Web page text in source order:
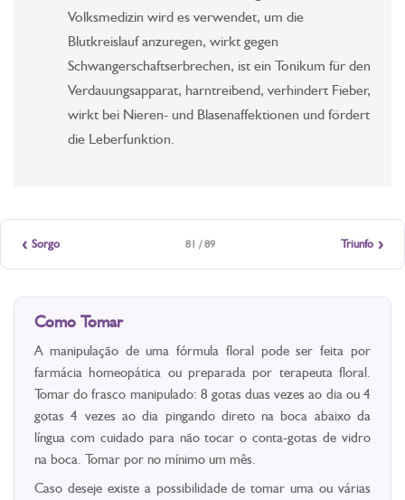
Volksmedizin wird es verwendet, um die
Blutkreislauf anzuregen, wirkt gegen
Schwangerschaftserbrechen, ist ein Tonikum für den
Verdauungsapparat, harntreibend, verhindert Fieber,
wirkt bei Nieren- und Blasenaffektionen und fördert
die Leberfunktion.
‹ Sorgo 81 / 89 Triunfo ›
Como Tomar
A manipulação de uma fórmula floral pode ser feita por
farmácia homeopática ou preparada por terapeuta floral.
Tomar do frasco manipulado: 8 gotas duas vezes ao dia ou 4
gotas 4 vezes ao dia pingando direto na boca abaixo da
língua com cuidado para não tocar o conta-gotas de vidro
na boca. Tomar por no mínimo um mês.
Caso deseje existe a possibilidade de tomar uma ou várias